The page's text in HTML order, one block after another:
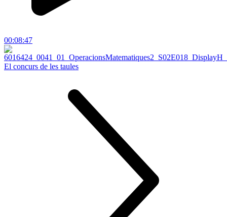
00:08:47
El concurs de les taules